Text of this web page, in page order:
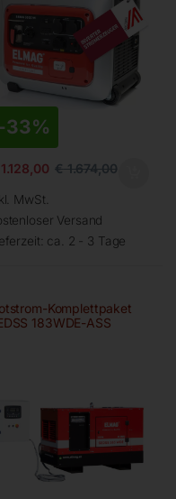
33%
1.128,00 €1.674,00
MwSt.
Versand
ca. 2 - 3 Tage
Komplettpaket
183WDE-ASS